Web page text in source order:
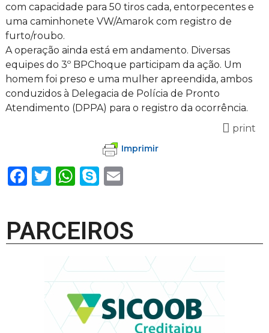
com capacidade para 50 tiros cada, entorpecentes e
uma caminhonete VW/Amarok com registro de
furto/roubo.
A operação ainda está em andamento. Diversas
equipes do 3º BPChoque participam da ação. Um
homem foi preso e uma mulher apreendida, ambos
conduzidos à Delegacia de Polícia de Pronto
Atendimento (DPPA) para o registro da ocorrência.
print
Imprimir
Facebook
Twitter
WhatsApp
SkypeEmail
PARCEIROS